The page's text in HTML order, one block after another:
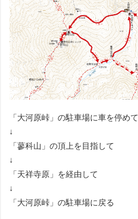
「大河原峠」の駐車場に車を停めて
↓
「蓼科山」の頂上を目指して
↓
「天祥寺原」を経由して
↓
「大河原峠」の駐車場に戻る